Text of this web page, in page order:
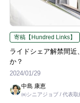
寄稿【Hundred Links】
ライドシェア解禁間
か？
2024/01/29
中島 康恵
㈱シニアジョブ / 代表取